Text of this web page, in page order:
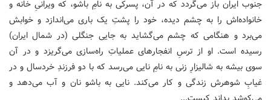
جنوب ایران باز می‌گردد که در آن، پسرکی به نامِ باشو، که ویرانیِ خانه و
خانواده‌اش را به چشم دیده، خود را پشتِ یک باری می‌اندازد و خوابش
می‌برد و هنگامی که چشم می‌گشاید به جایی جنگلی (در شمال ایران)
رسیده است. او از ترسِ انفجارهای عملیاتِ راه‌سازی می‌گریزد و در آن
سوی بیشه به شالیزارِ زنی به نامِ نایی می‌رسد که با دو فرزندِ خردسال و در
غیابِ شوهرش زندگی و کار می‌کند. نایی به باشو نان و آب می‌دهد و